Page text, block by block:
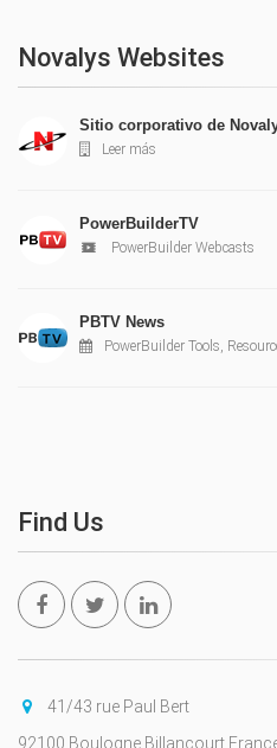
Novalys Websites
Sitio corporativo de
Leer más
PowerBuilderTV
PowerBuilder Webcasts
PBTV News
PowerBuilder Tools,
Find Us
41/43 rue Paul Bert
92100 Boulogne Billancourt